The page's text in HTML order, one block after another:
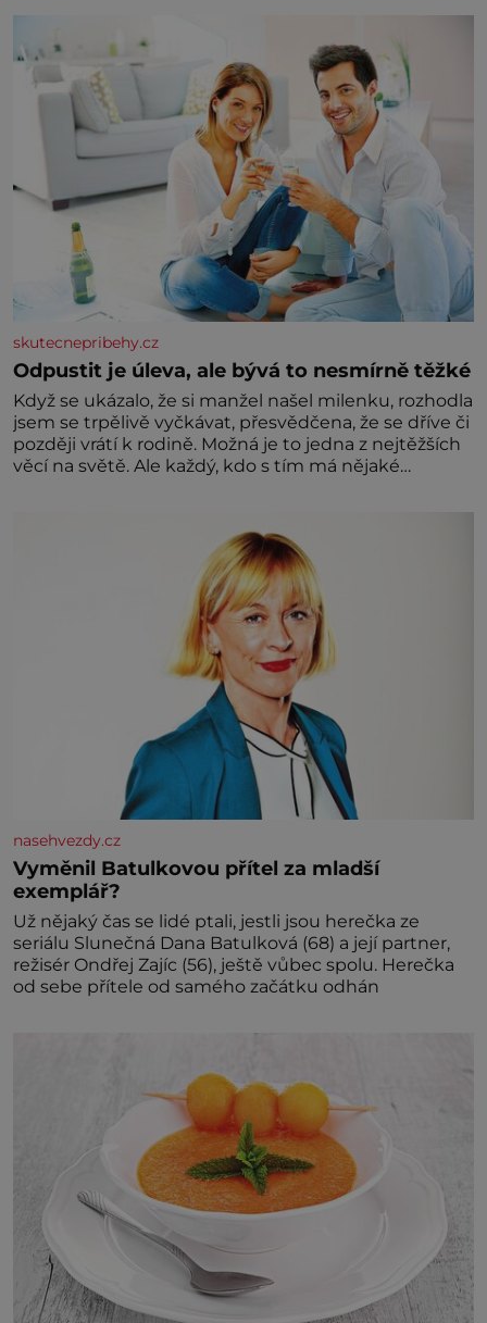
běžné. Její základní složky– sodík a chlór – jsou
skutecnepribehy.cz
Odpustit je úleva, ale bývá to nesmírně těžké
Když se ukázalo, že si manžel našel milenku, rozhodla
jsem se trpělivě vyčkávat, přesvědčena, že se dříve či
později vrátí k rodině. Možná je to jedna z nejtěžších
věcí na světě. Ale každý, kdo s tím má nějaké
nasehvezdy.cz
Vyměnil Batulkovou přítel za mladší
exemplář?
Už nějaký čas se lidé ptali, jestli jsou herečka ze
seriálu Slunečná Dana Batulková (68) a její partner,
režisér Ondřej Zajíc (56), ještě vůbec spolu. Herečka
od sebe přítele od samého začátku odhán